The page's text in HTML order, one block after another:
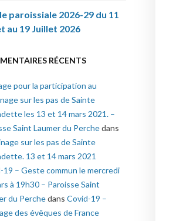
paroissiale 2026-29 du 11
au 19 Juillet 2026
RÉCENTS
pour la participation au
sur les pas de Sainte
les 13 et 14 mars 2021. –
Saint Laumer du Perchedans
sur les pas de Sainte
13 et 14 mars 2021
19 – Geste commun le mercredi
à 19h30 – Paroisse Saint
du Perchedans Covid-19 –
des évêques de France